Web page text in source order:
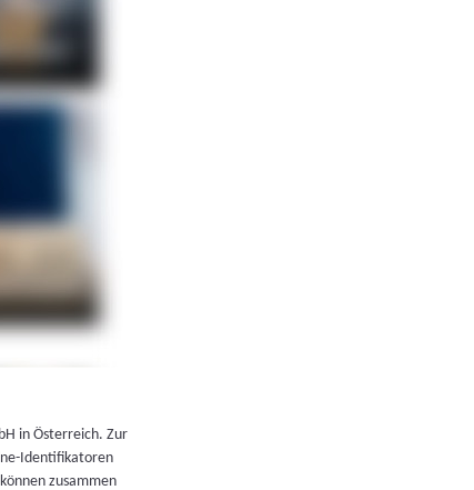
in Österreich. Zur
Identifikatoren
zusammen